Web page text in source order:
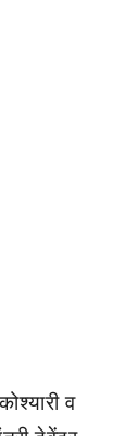
व